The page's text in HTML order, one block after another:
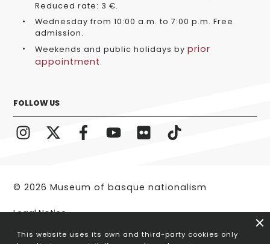
Reduced rate: 3 €.
Wednesday from 10:00 a.m. to 7:00 p.m. Free
admission.
Weekends and public holidays by prior
appointment.
FOLLOW US
© 2026 Museum of basque nationalism
Legal Notice
This website uses its own and third-party cookies only